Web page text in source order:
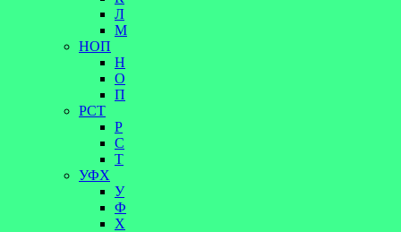
Л
М
НОП
Н
О
П
РСТ
Р
С
Т
УФХ
У
Ф
Х